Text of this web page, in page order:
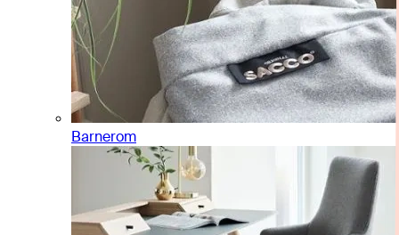
Barnerom